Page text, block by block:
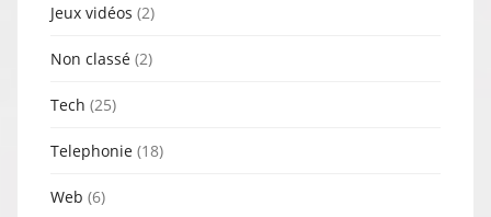
Jeux vidéos (2)
Non classé (2)
Tech (25)
Telephonie (18)
Web (6)